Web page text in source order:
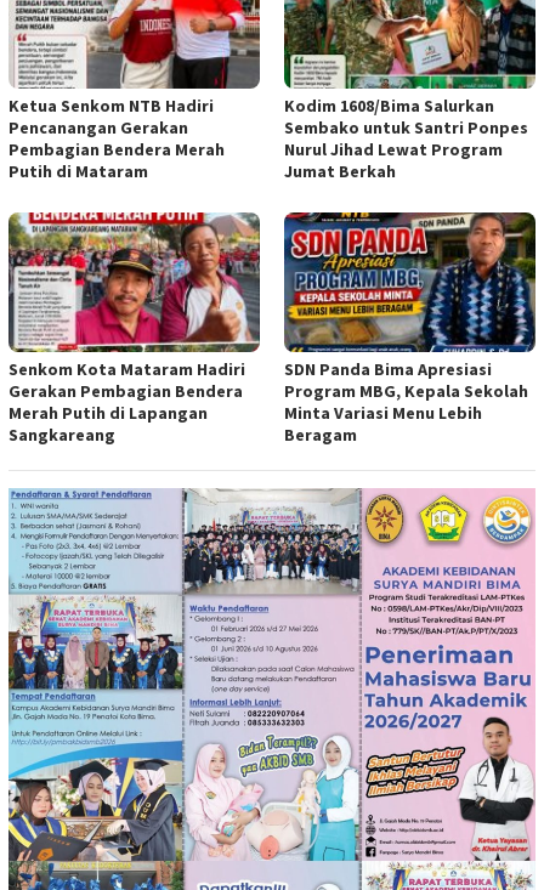
Ketua Senkom NTB Hadiri
Pencanangan Gerakan
Pembagian Bendera Merah
Putih di Mataram
Kodim 1608/Bima Salurkan
Sembako untuk Santri Ponpes
Nurul Jihad Lewat Program
Jumat Berkah
Senkom Kota Mataram Hadiri
Gerakan Pembagian Bendera
Merah Putih di Lapangan
Sangkareang
SDN Panda Bima Apresiasi
Program MBG, Kepala Sekolah
Minta Variasi Menu Lebih
Beragam